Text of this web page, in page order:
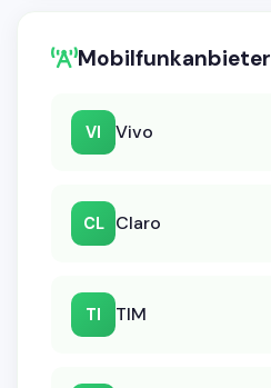
Mobilfunkanbieter
VI Vivo
CL Claro
TI TIM